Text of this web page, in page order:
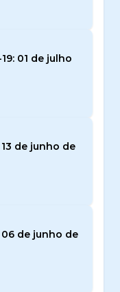
01 de julho
de junho de
06 de junho de